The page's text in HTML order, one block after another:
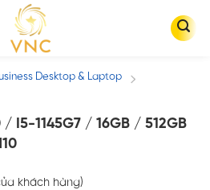
Desktop & Laptop /
/ I5-1145G7 / 16GB / 512GB
khách hàng)